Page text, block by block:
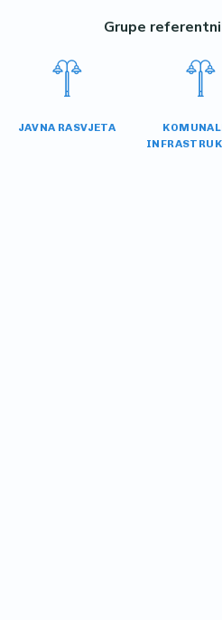
Grupe
JAVNA RASVJETA